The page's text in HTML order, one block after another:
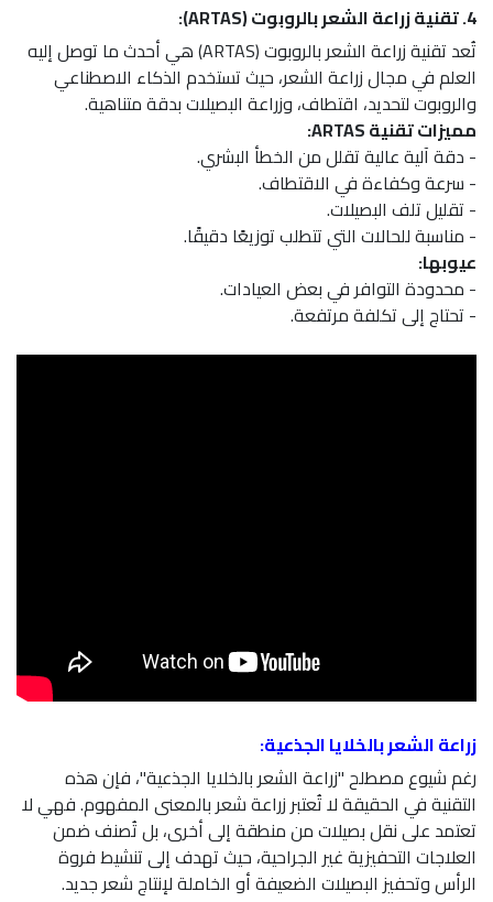
4. تقنية زراعة الشعر بالروبوت (ARTAS):
تُعد تقنية زراعة الشعر بالروبوت (ARTAS) هي أحدث ما توصل إليه
العلم في مجال زراعة الشعر، حيث تستخدم الذكاء الاصطناعي
والروبوت لتحديد، اقتطاف، وزراعة البصيلات بدقة متناهية.
مميزات تقنية ARTAS:
- دقة آلية عالية تقلل من الخطأ البشري.
- سرعة وكفاءة في الاقتطاف.
- تقليل تلف البصيلات.
- مناسبة للحالات التي تتطلب توزيعًا دقيقًا.
عيوبها:
- محدودة التوافر في بعض العيادات.
- تحتاج إلى تكلفة مرتفعة.
زراعة الشعر بالخلايا الجذعية:
رغم شيوع مصطلح "زراعة الشعر بالخلايا الجذعية"، فإن هذه
التقنية في الحقيقة لا تُعتبر زراعة شعر بالمعنى المفهوم. فهي لا
تعتمد على نقل بصيلات من منطقة إلى أخرى، بل تُصنف ضمن
العلاجات التحفيزية غير الجراحية، حيث تهدف إلى تنشيط فروة
الرأس وتحفيز البصيلات الضعيفة أو الخاملة لإنتاج شعر جديد.